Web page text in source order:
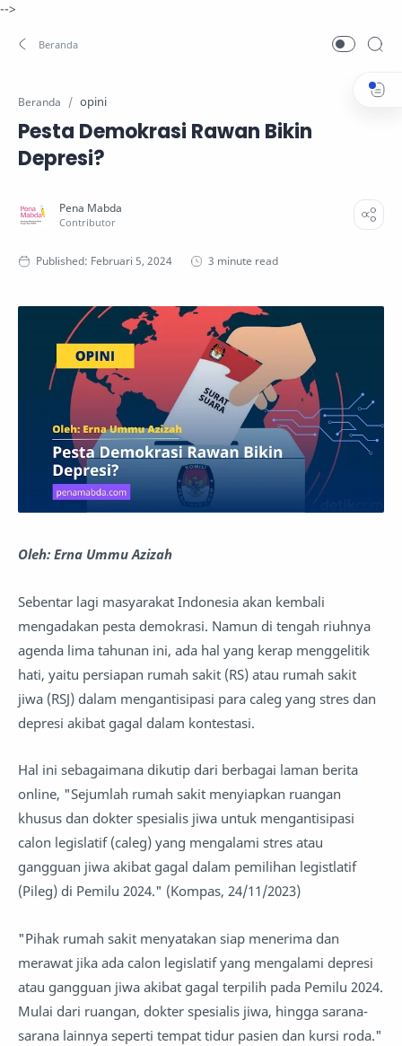
-->
Beranda opini
Pesta Demokrasi Rawan Bikin
Depresi?
3 minute read
Oleh: Erna Ummu Azizah
Sebentar lagi masyarakat Indonesia akan kembali
mengadakan pesta demokrasi. Namun di tengah riuhnya
agenda lima tahunan ini, ada hal yang kerap menggelitik
hati, yaitu persiapan rumah sakit (RS) atau rumah sakit
jiwa (RSJ) dalam mengantisipasi para caleg yang stres dan
depresi akibat gagal dalam kontestasi.
Hal ini sebagaimana dikutip dari berbagai laman berita
online, "Sejumlah rumah sakit menyiapkan ruangan
khusus dan dokter spesialis jiwa untuk mengantisipasi
calon legislatif (caleg) yang mengalami stres atau
gangguan jiwa akibat gagal dalam pemilihan legistlatif
(Pileg) di Pemilu 2024." (Kompas, 24/11/2023)
"Pihak rumah sakit menyatakan siap menerima dan
merawat jika ada calon legislatif yang mengalami depresi
atau gangguan jiwa akibat gagal terpilih pada Pemilu 2024.
Mulai dari ruangan, dokter spesialis jiwa, hingga sarana-
sarana lainnya seperti tempat tidur pasien dan kursi roda."